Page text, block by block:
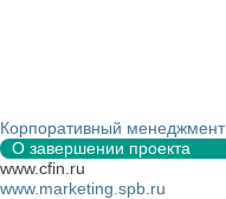
Корпоративный менеджмент
О завершении проекта
www.cfin.ru
www.marketing.spb.ru